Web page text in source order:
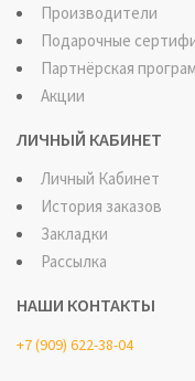
Производители
Подарочные
Партнёрская
Акции
ЛИЧНЫЙ КАБИНЕТ
Личный Кабинет
История заказов
Закладки
Рассылка
НАШИ КОНТАКТЫ
+7 (909) 622-38-04